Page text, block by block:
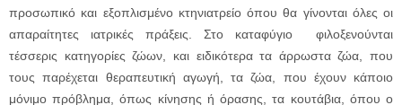
προσωπικό και εξοπλισμένο κτηνιατρείο όπου θα γίνονται όλες οι
απαραίτητες ιατρικές πράξεις. Στο καταφύγιο φιλοξενούνται
τέσσερις κατηγορίες ζώων, και ειδικότερα τα άρρωστα ζώα, που
τους παρέχεται θεραπευτική αγωγή, τα ζώα, που έχουν κάποιο
μόνιμο πρόβλημα, όπως κίνησης ή όρασης, τα κουτάβια, όπου ο